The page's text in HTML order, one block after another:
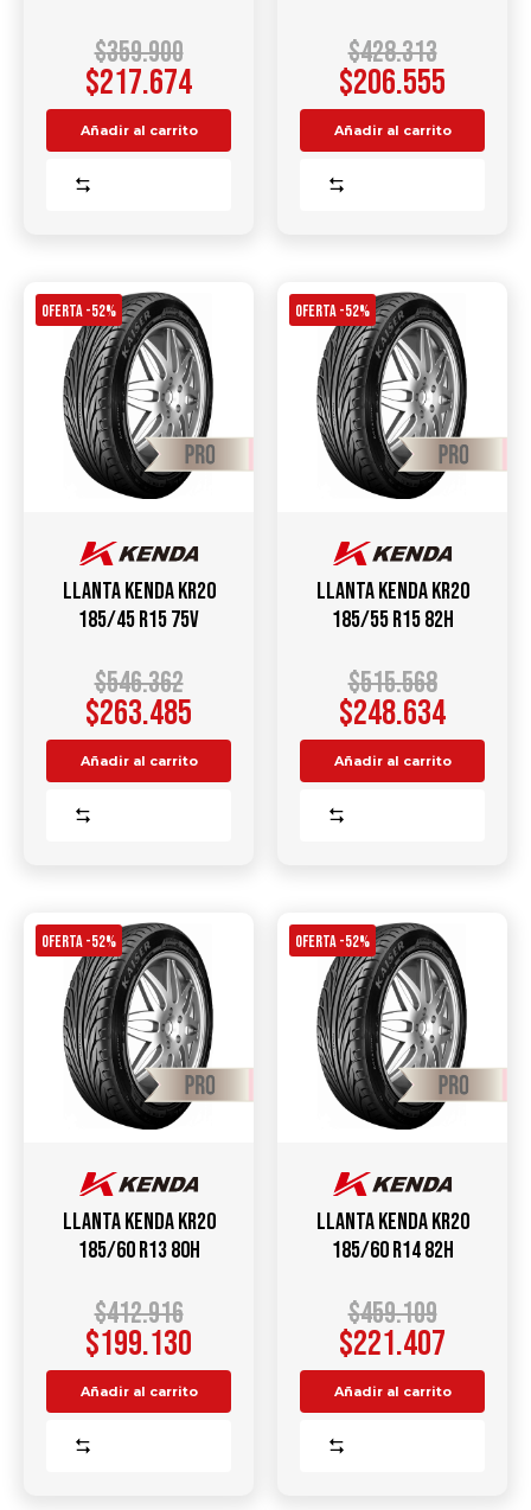
$359.900
$217.674
Añadir al carrito
$428.313
$206.555
Añadir al carrito
OFERTA -52%
Llanta KENDA KR20
185/45 R15 75V
$546.362
$263.485
Añadir al carrito
OFERTA -52%
Llanta KENDA KR20
185/55 R15 82H
$515.568
$248.634
Añadir al carrito
OFERTA -52%
Llanta KENDA KR20
185/60 R13 80H
$412.916
$199.130
Añadir al carrito
OFERTA -52%
Llanta KENDA KR20
185/60 R14 82H
$459.109
$221.407
Añadir al carrito